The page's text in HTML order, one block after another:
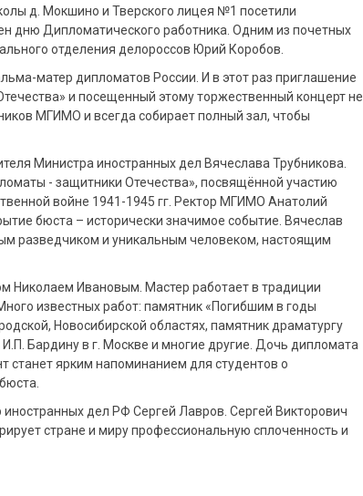
д. Мокшино и Тверского лицея №1 посетили
дню Дипломатического работника. Одним из почетных
отделения делороссов Юрий Коробов.
матер дипломатов России. И в этот раз приглашение
и посещенный этому торжественный концерт не
МГИМО и всегда собирает полный зал, чтобы
Министра иностранных дел Вячеслава Трубникова.
- защитники Отечества», посвящённой участию
войне 1941-1945 гг. Ректор МГИМО Анатолий
бюста – исторически значимое событие. Вячеслав
разведчиком и уникальным человеком, настоящим
Николаем Ивановым. Мастер работает в традиции
известных работ: памятник «Погибшим в годы
Новосибирской областях, памятник драматургу
Бардину в г. Москве и многие другие. Дочь дипломата
станет ярким напоминанием для студентов о
дел РФ Сергей Лавров. Сергей Викторович
стране и миру профессиональную сплоченность и